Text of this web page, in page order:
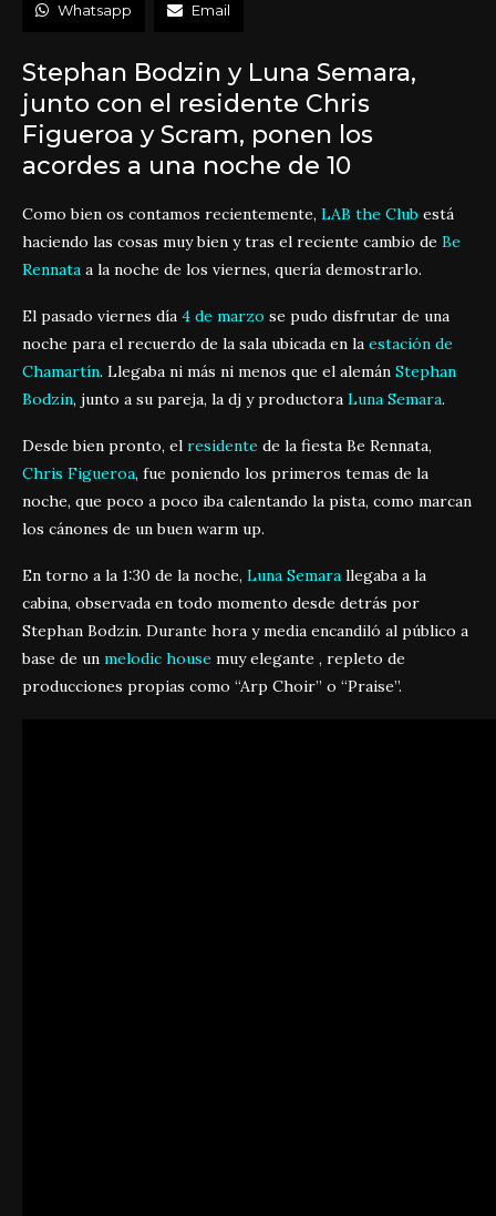
Whatsapp Email
Stephan Bodzin y Luna Semara,
junto con el residente Chris
Figueroa y Scram, ponen los
acordes a una noche de 10
Como bien os contamos recientemente, LAB the Club está
haciendo las cosas muy bien y tras el reciente cambio de Be
Rennata a la noche de los viernes, quería demostrarlo.
El pasado viernes día 4 de marzo se pudo disfrutar de una
noche para el recuerdo de la sala ubicada en la estación de
Chamartín. Llegaba ni más ni menos que el alemán Stephan
Bodzin, junto a su pareja, la dj y productora Luna Semara.
Desde bien pronto, el residente de la fiesta Be Rennata,
Chris Figueroa, fue poniendo los primeros temas de la
noche, que poco a poco iba calentando la pista, como marcan
los cánones de un buen warm up.
En torno a la 1:30 de la noche, Luna Semara llegaba a la
cabina, observada en todo momento desde detrás por
Stephan Bodzin. Durante hora y media encandiló al público a
base de un melodic house muy elegante , repleto de
producciones propias como “Arp Choir” o “Praise”.